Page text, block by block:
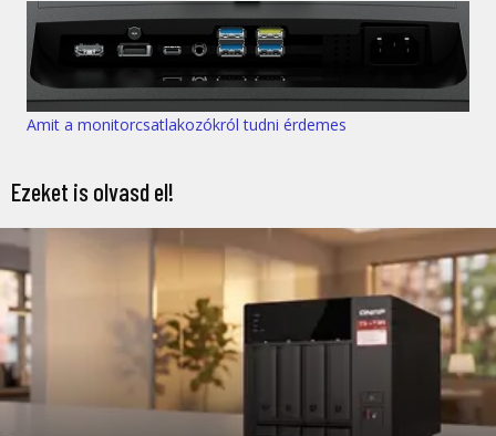
Amit a monitorcsatlakozókról tudni érdemes
Ezeket is olvasd el!